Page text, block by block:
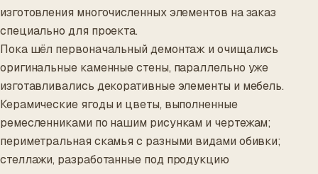
изготовления многочисленных элементов на заказ
специально для проекта.
Пока шёл первоначальный демонтаж и очищались
оригинальные каменные стены, параллельно уже
изготавливались декоративные элементы и мебель.
Керамические ягоды и цветы, выполненные
ремесленниками по нашим рисункам и чертежам;
периметральная скамья с разными видами обивки;
стеллажи, разработанные под продукцию